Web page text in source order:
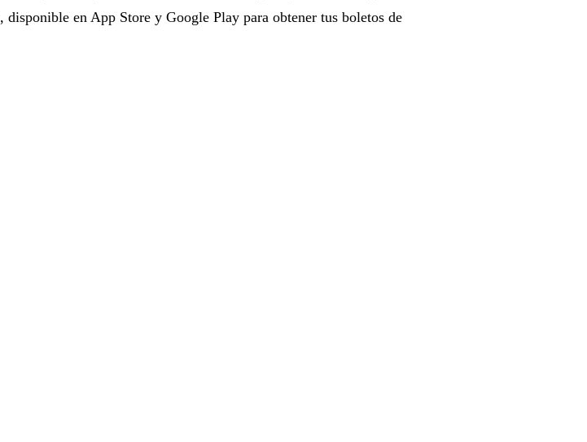
, disponible en App Store y Google Play para obtener tus boletos de